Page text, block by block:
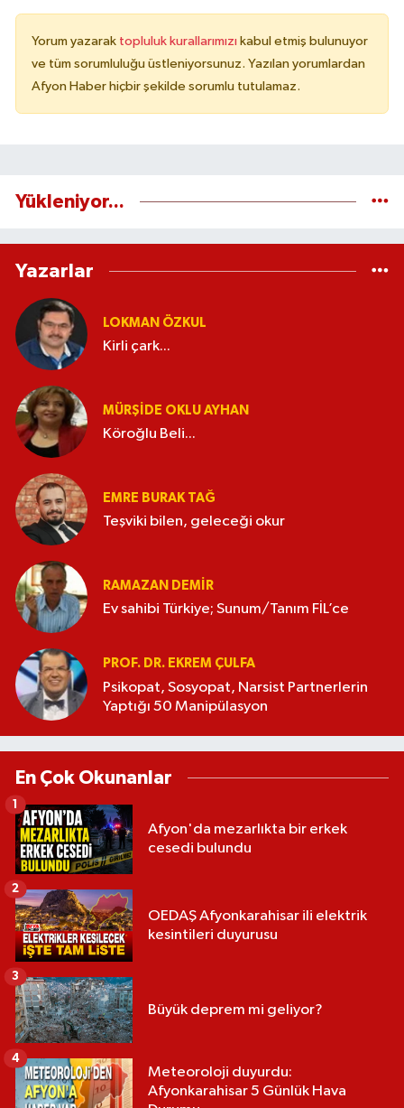
Yorum yazarak topluluk kurallarımızı kabul etmiş bulunuyor
ve tüm sorumluluğu üstleniyorsunuz. Yazılan yorumlardan
Afyon Haber hiçbir şekilde sorumlu tutulamaz.
Yükleniyor...
Yazarlar
LOKMAN ÖZKUL
Kirli çark...
MÜRŞIDE OKLU AYHAN
Köroğlu Beli...
EMRE BURAK TAĞ
Teşviki bilen, geleceği okur
RAMAZAN DEMİR
Ev sahibi Türkiye; Sunum/Tanım FİL’ce
PROF. DR. EKREM ÇULFA
Psikopat, Sosyopat, Narsist Partnerlerin
Yaptığı 50 Manipülasyon
En Çok Okunanlar
Afyon'da mezarlıkta bir erkek
cesedi bulundu
1
OEDAŞ Afyonkarahisar ili elektrik
kesintileri duyurusu
2
Büyük deprem mi geliyor?
3
Meteoroloji duyurdu:
Afyonkarahisar 5 Günlük Hava
4